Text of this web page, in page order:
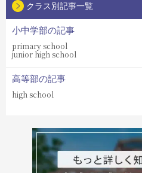
クラス別記事一覧
小中学部の記事
primary school
junior high school
高等部の記事
high school